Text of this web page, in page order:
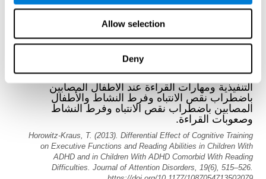
Allow selection
Deny
التأثير التفاضلي للتدريب المعرفي على الوظائف
التنفيذية ومهارات القراءة عند الأطفال المصابين
باضطراب نقص الانتباه وفرط النشاط والأطفال
المصابين باضطراب نقص الانتباه وفرط النشاط
وصعوبات القراءة.
Horowitz-Kraus, T. (2013). Differential Effect of Cognitive Training
on Executive Functions and Reading Abilities in Children With
ADHD and in Children With ADHD Comorbid With Reading
Difficulties. Journal of Attention Disorders, 19(6), 515–526.